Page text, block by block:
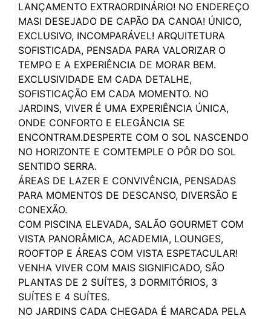
LANÇAMENTO EXTRAORDINÁRIO! NO ENDEREÇO
MASI DESEJADO DE CAPÃO DA CANOA! ÚNICO,
EXCLUSIVO, INCOMPARÁVEL! ARQUITETURA
SOFISTICADA, PENSADA PARA VALORIZAR O
TEMPO E A EXPERIÊNCIA DE MORAR BEM.
EXCLUSIVIDADE EM CADA DETALHE,
SOFISTICAÇÃO EM CADA MOMENTO. NO
JARDINS, VIVER É UMA EXPERIÊNCIA ÚNICA,
ONDE CONFORTO E ELEGÂNCIA SE
ENCONTRAM.DESPERTE COM O SOL NASCENDO
NO HORIZONTE E COMTEMPLE O PÔR DO SOL
SENTIDO SERRA.
ÁREAS DE LAZER E CONVIVÊNCIA, PENSADAS
PARA MOMENTOS DE DESCANSO, DIVERSÃO E
CONEXÃO.
COM PISCINA ELEVADA, SALÃO GOURMET COM
VISTA PANORÂMICA, ACADEMIA, LOUNGES,
ROOFTOP E ÁREAS COM VISTA ESPETACULAR!
VENHA VIVER COM MAIS SIGNIFICADO, SÃO
PLANTAS DE 2 SUÍTES, 3 DORMITÓRIOS, 3
SUÍTES E 4 SUÍTES.
NO JARDINS CADA CHEGADA É MARCADA PELA